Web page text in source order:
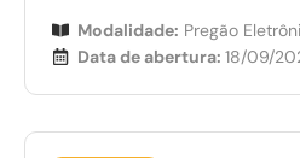
Modalidade: Pregão
Data de abertura: 18/09/